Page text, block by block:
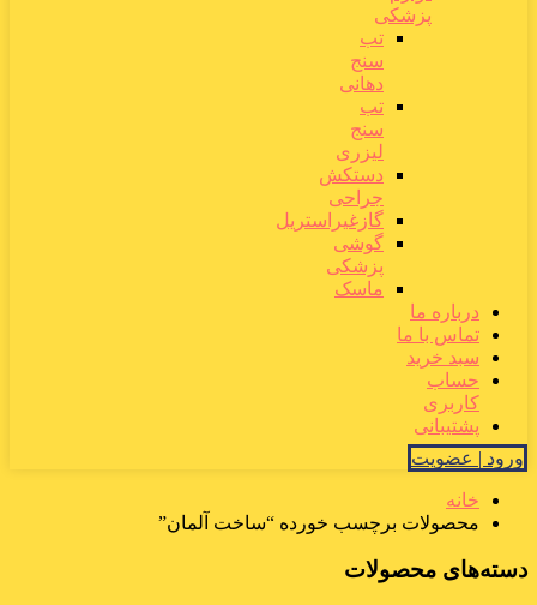
پزشکی
تب
سنج
دهانی
تب
سنج
لیزری
دستکش
جراحی
گازغیراستریل
گوشی
پزشکی
ماسک
درباره ما
تماس با ما
سبد خرید
حساب
کاربری
پشتیبانی
ورود | عضویت
خانه
محصولات برچسب خورده “ساخت آلمان”
دسته‌های محصولات